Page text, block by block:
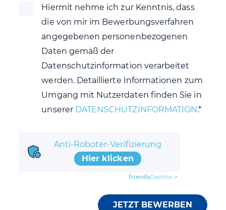
Hiermit nehme ich zur Kenntnis, dass
die von mir im Bewerbungsverfahren
angegebenen personenbezogenen
Daten gemäß der
Datenschutzinformation verarbeitet
werden. Detaillierte Informationen zum
Umgang mit Nutzerdaten finden Sie in
unserer DATENSCHUTZINFORMATION.*
Anti-Roboter-Verifizierung
Hier klicken
FriendlyCaptcha ⇗